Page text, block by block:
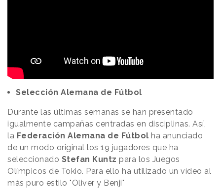
Selección Alemana de Fútbol
Durante las últimas semanas se han presentado
igualmente campañas centradas en disciplinas. Así,
la Federación Alemana de Fútbol ha anunciado
de un modo original los 19 jugadores que ha
seleccionado Stefan Kuntz para los Juegos
Olímpicos de Tokio. Para ello ha utilizado un vídeo al
más puro estilo "Oliver y Benji"